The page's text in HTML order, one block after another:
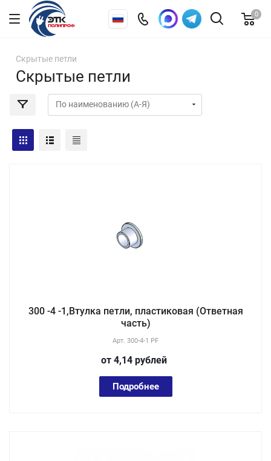
0
Скрытые петли
Скрытые петли
300 -4 -1,Втулка петли, пластиковая (Ответная
часть)
Арт. 300-4-1 PF
от 4,14 рублей
Подробнее